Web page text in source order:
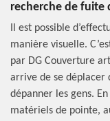
recherche de fuite
Il est possible
manière visuelle.
par DG Couverture
arrive de se déplacer
dépanner les gens.
matériels de pointe,